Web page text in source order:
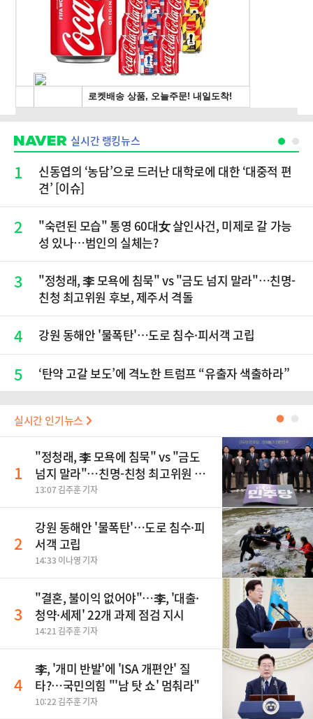
실시간 랭킹뉴스
1
신동엽의 ‘농담’으로 드러난 대학로에 대한 ‘대중적 편
견’ [이슈]
2
"숙련된 모습" 통영 60대女 살인사건, 미제로 갈 가능
성 있나…범인의 실체는?
3
"정청래, 李 모욕에 침묵" vs "금도 넘지 말라"…친명-
친청 최고위원 후보, 제주서 격돌
4 강원 동해안 '물폭탄'…도로 침수·피서객 고립
5 ‘탄약 고갈 보도’에 격노한 트럼프 “유출자 색출하라”
실시간 인기뉴스 ●
1
"정청래, 李 모욕에 침묵" vs "금도
넘지 말라"…친명-친청 최고위원 후
보, 제주서 격돌
13:07 김주훈 기자
2
강원 동해안 '물폭탄'…도로 침수·피
서객 고립
14:33 이나영 기자
3
"결혼, 불이익 없어야"…李, '대출·
청약·세제' 22개 과제 점검 지시
14:21 김주훈 기자
4
李, '개미 반발'에 'ISA 개편안' 질
타?…국민의힘 "'남 탓 쇼' 멈춰라"
10:22 김주훈 기자